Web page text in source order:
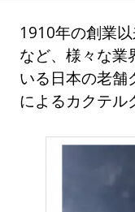
1910年の創業
など、様々な業
いる日本の老舗
によるカクテル